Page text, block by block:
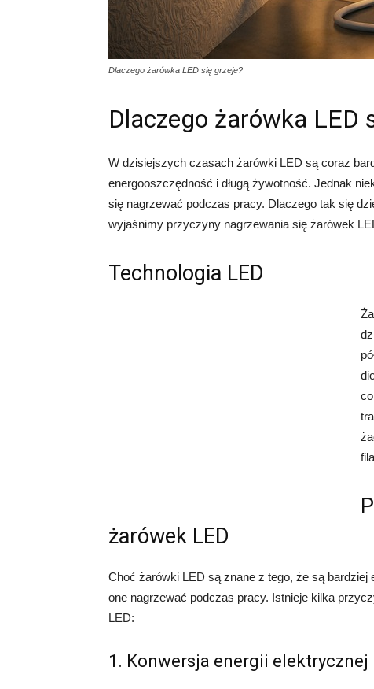
Dlaczego żarówka LED się grzeje?
Dlaczego żarówka LED
W dzisiejszych czasach żarówki LED są coraz
energooszczędność i długą żywotność. Jednak
się nagrzewać podczas pracy. Dlaczego tak się
wyjaśnimy przyczyny nagrzewania się żarówek
Technologia LED
żarówek LED
Choć żarówki LED są znane z tego, że są
one nagrzewać podczas pracy. Istnieje kilka
LED:
1. Konwersja energii elektrycznej